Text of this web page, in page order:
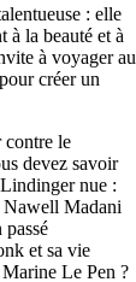
: elle
à la beauté et à
à voyager au
créer un
contre le
devez savoir
nue :
Nawell Madani
et sa vie
Le Pen ?